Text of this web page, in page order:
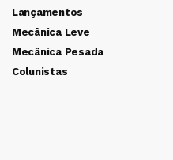
Lançamentos
Mecânica Leve
Mecânica Pesada
Colunistas